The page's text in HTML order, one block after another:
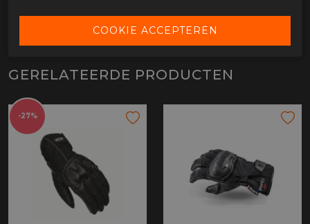
ci3255545
GERELATEERDE PRODUCTEN
-27%